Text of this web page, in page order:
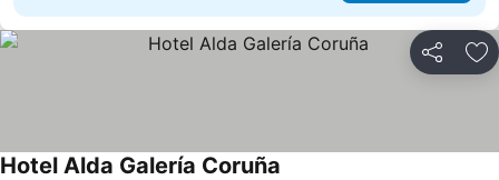
Partilhar
Hotel Alda Galería Coruña